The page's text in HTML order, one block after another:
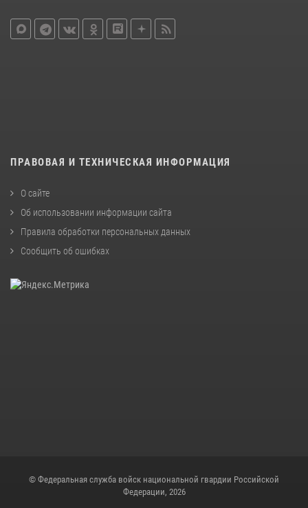
ПРАВОВАЯ И ТЕХНИЧЕСКАЯ ИНФОРМАЦИЯ
О сайте
Об использовании информации сайта
Правила обработки персональных данных
Сообщить об ошибках
© Федеральная служба войск национальной гвардии Российской
Федерации, 2026